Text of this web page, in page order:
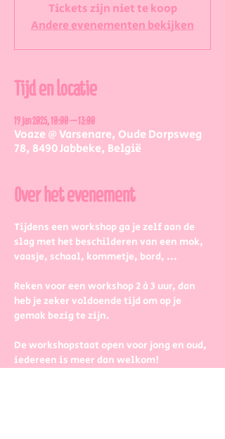
Tickets zijn niet te koop
Andere evenementen bekijken
Tijd en locatie
19 jan 2025, 10:00 – 13:00
Voaze @ Varsenare, Oude Dorpsweg
78, 8490 Jabbeke, België
Over het evenement
Tijdens een workshop ga je zelf aan de
slag met het beschilderen van een mok,
vaasje, schaal, kommetje, bord, ...
Reken voor een workshop 2 à 3 uur, dan
heb je zeker voldoende tijd om op je
gemak bezig te zijn.
De workshopstaat open voor jong en oud,
iedereen is meer dan welkom!